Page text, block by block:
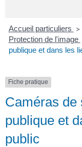
Accueil particuliers >
Protection de l'image
publique et dans les
Fiche pratique
Caméras de
publique et
public